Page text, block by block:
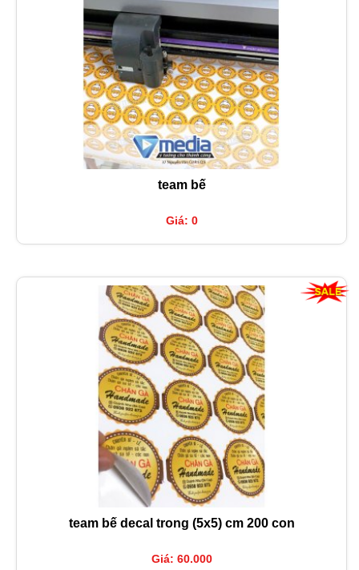
team bế
Giá: 0
team bế decal trong (5x5) cm 200 con
Giá: 60.000